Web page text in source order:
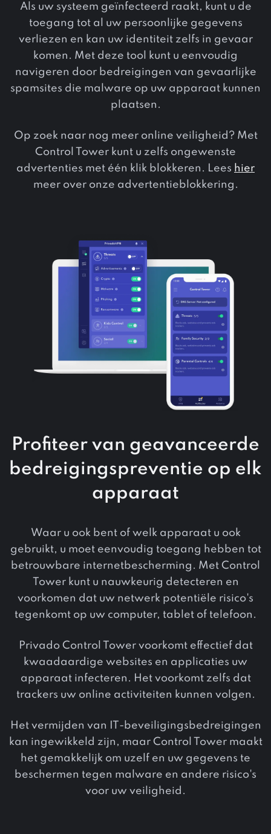
Als uw systeem geïnfecteerd raakt, kunt u de
toegang tot al uw persoonlijke gegevens
verliezen en kan uw identiteit zelfs in gevaar
komen. Met deze tool kunt u eenvoudig
navigeren door bedreigingen van gevaarlijke
spamsites die malware op uw apparaat kunnen
plaatsen.
Op zoek naar nog meer online veiligheid? Met
Control Tower kunt u zelfs ongewenste
advertenties met één klik blokkeren. Lees hier
meer over onze advertentieblokkering.
Profiteer van geavanceerde
bedreigingspreventie op elk
apparaat
Waar u ook bent of welk apparaat u ook
gebruikt, u moet eenvoudig toegang hebben tot
betrouwbare internetbescherming. Met Control
Tower kunt u nauwkeurig detecteren en
voorkomen dat uw netwerk potentiële risico's
tegenkomt op uw computer, tablet of telefoon.
Privado Control Tower voorkomt effectief dat
kwaadaardige websites en applicaties uw
apparaat infecteren. Het voorkomt zelfs dat
trackers uw online activiteiten kunnen volgen.
Het vermijden van IT-beveiligingsbedreigingen
kan ingewikkeld zijn, maar Control Tower maakt
het gemakkelijk om uzelf en uw gegevens te
beschermen tegen malware en andere risico's
voor uw veiligheid.